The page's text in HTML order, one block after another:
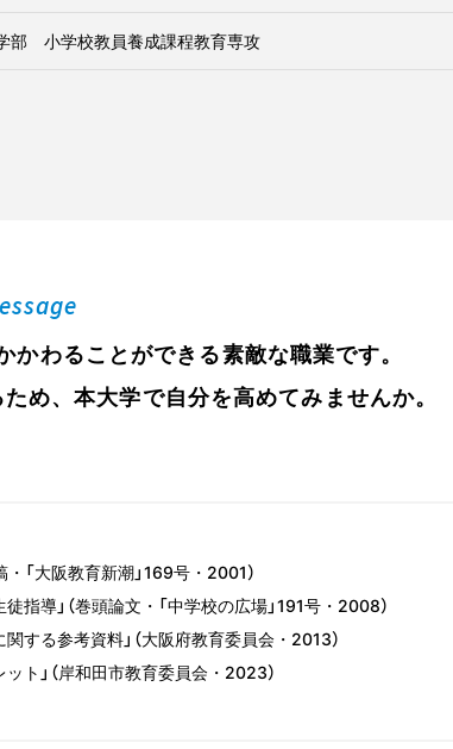
部 小学校教員養成課程教育専攻
わることができる素敵な職業です。
め、本大学で自分を高めてみませんか。
・「大阪教育新潮」169号・2001）
指導」（巻頭論文・「中学校の広場」191号・2008）
する参考資料」（大阪府教育委員会・2013）
ト」（岸和田市教育委員会・2023）